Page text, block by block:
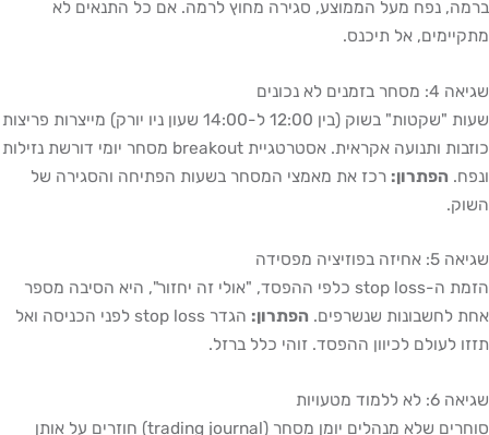
נפח מעל הממוצע, סגירה מחוץ לרמה. אם כל התנאים לא
אל תיכנס.
בזמנים לא נכונים
שעות "שקטות" בשוק (בין 12:00 ל-14:00 שעון ניו יורק) מייצרות פריצות
כוזבות ותנועה אקראית. אסטרטגיית breakout מסחר יומי דורשת נזילות
הפתרון:רכז את מאמצי המסחר בשעות הפתיחה והסגירה של
בפוזיציה מפסידה
הזמת ה-stop loss כלפי ההפסד, "אולי זה יחזור", היא הסיבה מספר
לחשבונות שנשרפים.הפתרון:
הגדר stop loss לפני הכניסה ואל
לעולם לכיוון ההפסד. זוהי כלל ברזל.
ללמוד מטעויות
סוחרים שלא מנהלים יומן מסחר (trading journal) חוזרים על אותן